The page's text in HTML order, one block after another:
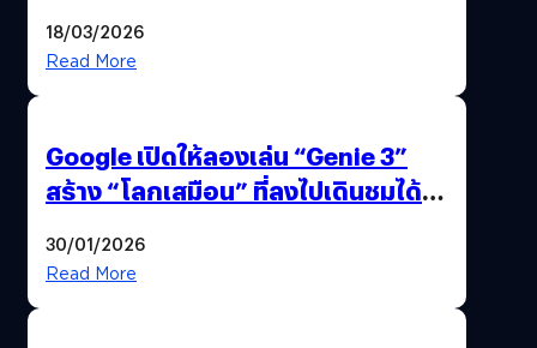
18/03/2026
Read More
Google เปิดให้ลองเล่น “Genie 3”
สร้าง “โลกเสมือน” ที่ลงไปเดินชมได้
30/01/2026
Read More